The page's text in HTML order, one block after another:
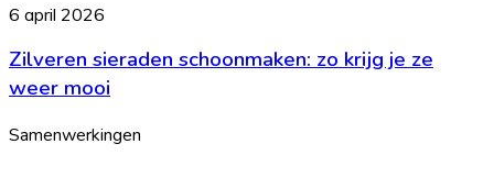
voor
weinig
Zilveren
schoonmaken:
krijg
ze
6 april 2026
Zilveren sieraden schoonmaken: zo krijg je ze
weer mooi
Samenwerkingen